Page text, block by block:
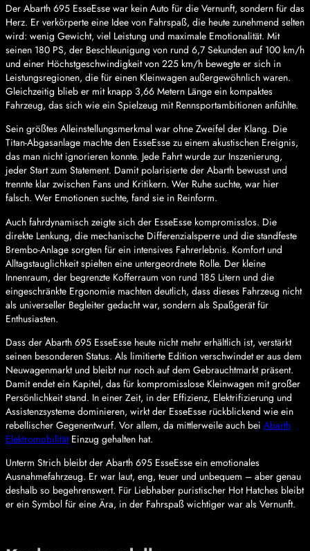
Der Abarth 695 EsseEsse war kein Auto für die Vernunft, sondern für das
Herz. Er verkörperte eine Idee von Fahrspaß, die heute zunehmend selten
wird: wenig Gewicht, viel Leistung und maximale Emotionalität. Mit
seinen 180 PS, der Beschleunigung von rund 6,7 Sekunden auf 100 km/h
und einer Höchstgeschwindigkeit von 225 km/h bewegte er sich in
Leistungsregionen, die für einen Kleinwagen außergewöhnlich waren.
Gleichzeitig blieb er mit knapp 3,66 Metern Länge ein kompaktes
Fahrzeug, das sich wie ein Spielzeug mit Rennsportambitionen anfühlte.
Sein größtes Alleinstellungsmerkmal war ohne Zweifel der Klang. Die
Titan-Abgasanlage machte den EsseEsse zu einem akustischen Ereignis,
das man nicht ignorieren konnte. Jede Fahrt wurde zur Inszenierung,
jeder Start zum Statement. Damit polarisierte der Abarth bewusst und
trennte klar zwischen Fans und Kritikern. Wer Ruhe suchte, war hier
falsch. Wer Emotionen suchte, fand sie in Reinform.
Auch fahrdynamisch zeigte sich der EsseEsse kompromisslos. Die
direkte Lenkung, die mechanische Differenzialsperre und die standfeste
Brembo-Anlage sorgten für ein intensives Fahrerlebnis. Komfort und
Alltagstauglichkeit spielten eine untergeordnete Rolle. Der kleine
Innenraum, der begrenzte Kofferraum von rund 185 Litern und die
eingeschränkte Ergonomie machten deutlich, dass dieses Fahrzeug nicht
als universeller Begleiter gedacht war, sondern als Spaßgerät für
Enthusiasten.
Dass der Abarth 695 EsseEsse heute nicht mehr erhältlich ist, verstärkt
seinen besonderen Status. Als limitierte Edition verschwindet er aus dem
Neuwagenmarkt und bleibt nur noch auf dem Gebrauchtmarkt präsent.
Damit endet ein Kapitel, das für kompromisslose Kleinwagen mit großer
Persönlichkeit stand. In einer Zeit, in der Effizienz, Elektrifizierung und
Assistenzsysteme dominieren, wirkt der EsseEsse rückblickend wie ein
rebellischer Gegenentwurf. Vor allem, da mittlerweile auch bei Abarth
ElektromobilitätEinzug gehalten hat.
Unterm Strich bleibt der Abarth 695 EsseEsse ein emotionales
Ausnahmefahrzeug. Er war laut, eng, teuer und unbequem – aber genau
deshalb so begehrenswert. Für Liebhaber puristischer Hot Hatches bleibt
er ein Symbol für eine Ära, in der Fahrspaß wichtiger war als Vernunft.